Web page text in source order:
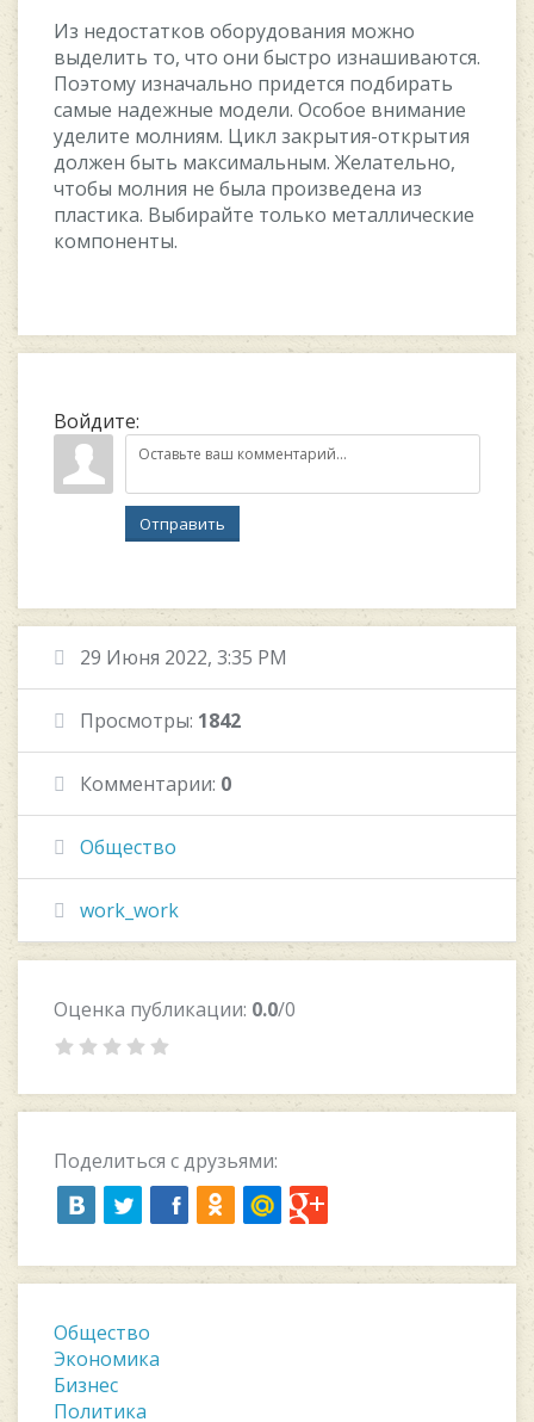
Из недостатков оборудования можно
выделить то, что они быстро изнашиваются.
Поэтому изначально придется подбирать
самые надежные модели. Особое внимание
уделите молниям. Цикл закрытия-открытия
должен быть максимальным. Желательно,
чтобы молния не была произведена из
пластика. Выбирайте только металлические
компоненты.
Войдите:
Отправить
29 Июня 2022, 3:35 PM
Просмотры: 1842
Комментарии: 0
Общество
work_work
Оценка публикации: 0.0/0
Поделиться с друзьями:
Общество
Экономика
Бизнес
Политика